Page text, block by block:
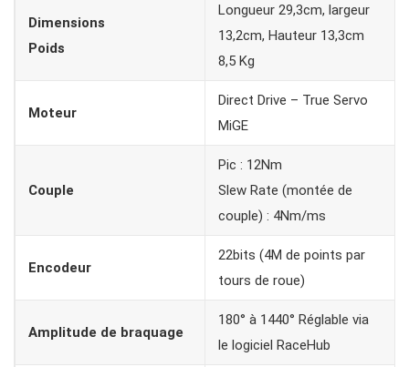
Dimensions
Poids
Longueur 29,3cm, largeur
13,2cm, Hauteur 13,3cm
8,5 Kg
Moteur
Direct Drive – True Servo
MiGE
Couple
Pic : 12Nm
Slew Rate (montée de
couple) : 4Nm/ms
Encodeur
22bits (4M de points par
tours de roue)
Amplitude de braquage
180° à 1440° Réglable via
le logiciel RaceHub